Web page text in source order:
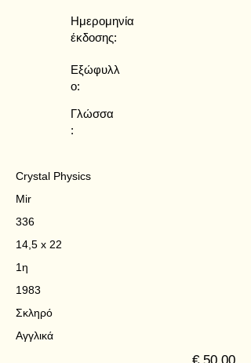
Ημερομηνία
έκδοσης:
Εξώφυλλ
ο:
Γλώσσα
:
Crystal Physics
Mir
336
14,5 x 22
1η
1983
Σκληρό
Αγγλικά